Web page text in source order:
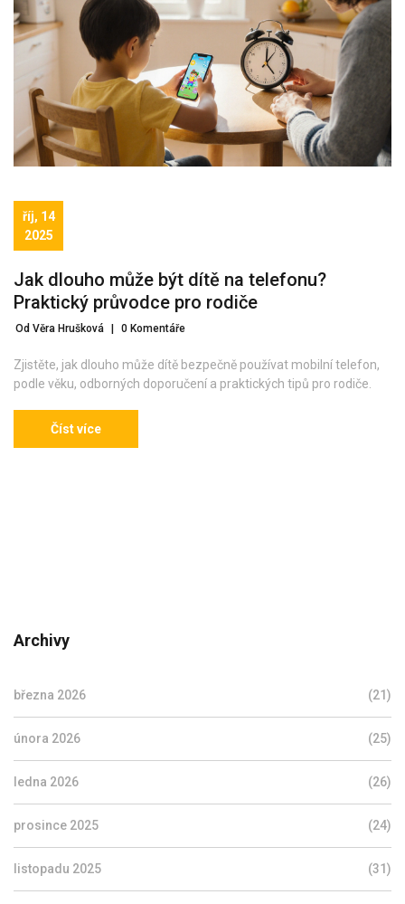
říj, 14
2025
Jak dlouho může být dítě na telefonu?
Praktický průvodce pro rodiče
Od Věra Hrušková 0 Komentáře
Zjistěte, jak dlouho může dítě bezpečně používat mobilní telefon,
podle věku, odborných doporučení a praktických tipů pro rodiče.
Číst více
Archivy
března 2026 (21)
února 2026 (25)
ledna 2026 (26)
prosince 2025 (24)
listopadu 2025 (31)